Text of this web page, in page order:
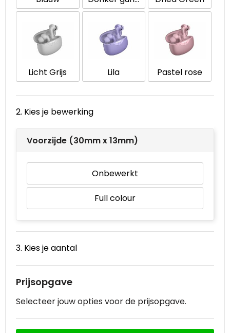
Waterbestendige tassen
Goodiebags
Licht Grijs Lila Pastel rose
2. Kies je bewerking
Voorzijde (30mm x 13mm)
Onbewerkt
Full colour
3. Kies je aantal
Prijsopgave
Selecteer jouw opties voor de prijsopgave.